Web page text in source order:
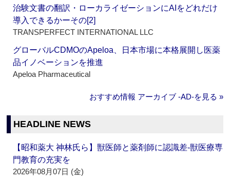
治験文書の翻訳・ローカライゼーションにAIをどれだけ
導入できるかーその[2]
TRANSPERFECT INTERNATIONAL LLC
グローバルCDMOのApeloa、日本市場に本格展開し医薬
品イノベーションを推進
Apeloa Pharmaceutical
おすすめ情報 アーカイブ ‐AD‐を見る »
HEADLINE NEWS
【昭和薬大 神林氏ら】獣医師と薬剤師に認識差‐獣医療専
門教育の充実を
2026年08月07日 (金)